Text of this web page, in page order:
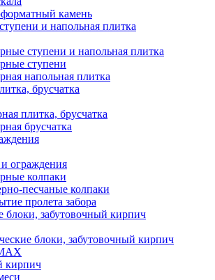
камень
и напольная плитка
ступени и напольная плитка
ступени
напольная плитка
брусчатка
плитка, брусчатка
брусчатка
ограждения
колпаки
песчаные колпаки
пролета забора
блоки, забутовочный кирпич
блоки, забутовочный кирпич
кирпич